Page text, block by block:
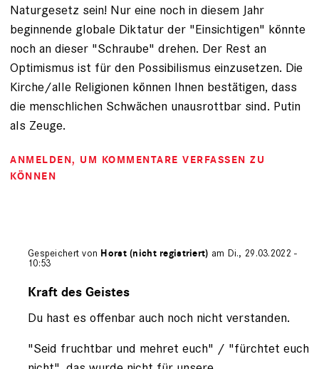
Naturgesetz sein! Nur eine noch in diesem Jahr
beginnende globale Diktatur der "Einsichtigen" könnte
noch an dieser "Schraube" drehen. Der Rest an
Optimismus ist für den Possibilismus einzusetzen. Die
Kirche/alle Religionen können Ihnen bestätigen, dass
die menschlichen Schwächen unausrottbar sind. Putin
als Zeuge.
ANMELDEN, UM KOMMENTARE VERFASSEN ZU
KÖNNEN
Gespeichert von Horst (nicht registriert) am Di., 29.03.2022 -
10:53
auf
Aul
registriert)
Kraft des Geistes
Du hast es offenbar auch noch nicht verstanden.
"Seid fruchtbar und mehret euch" / "fürchtet euch